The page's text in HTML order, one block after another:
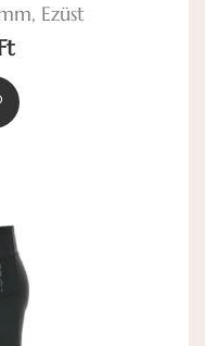
Ezüst